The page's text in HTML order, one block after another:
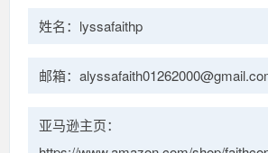
姓名：lyssafaithp
邮箱：
亚马逊主页：